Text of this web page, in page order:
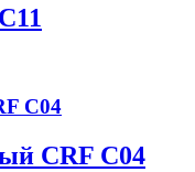
C04
CRF C04